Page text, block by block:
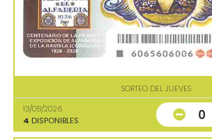
SORTEO DEL JUEVES
13/08/2026
4 DISPONIBLES 0